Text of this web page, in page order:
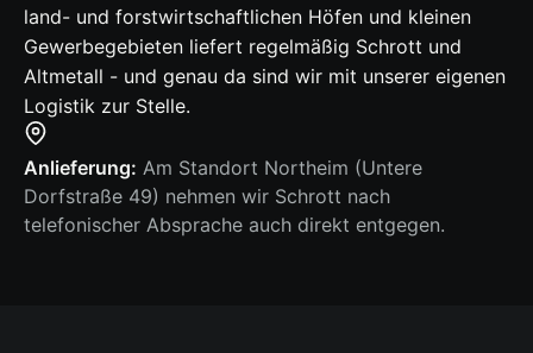
land- und forstwirtschaftlichen Höfen und kleinen
Gewerbegebieten liefert regelmäßig Schrott und
Altmetall - und genau da sind wir mit unserer eigenen
Logistik zur Stelle.
Anlieferung: Am Standort Northeim (Untere
Dorfstraße 49) nehmen wir Schrott nach
telefonischer Absprache auch direkt entgegen.